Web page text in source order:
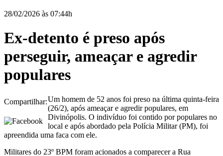
28/02/2026 às 07:44h
Ex-detento é preso após
perseguir, ameaçar e agredir
populares
Compartilhar:Um homem de 52 anos foi preso na última quinta-feira
(26/2), após ameaçar e agredir populares, em
Divinópolis. O indivíduo foi contido por populares no
local e após abordado pela Polícia Militar (PM), foi
apreendida uma faca com ele.
Militares do 23º BPM foram acionados a comparecer a Rua